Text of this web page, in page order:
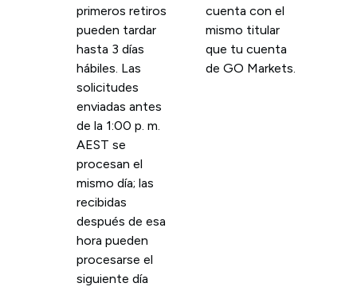
primeros retiros
pueden tardar
hasta 3 días
hábiles. Las
solicitudes
enviadas antes
de la 1:00 p. m.
AEST se
procesan el
mismo día; las
recibidas
después de esa
hora pueden
procesarse el
siguiente día
cuenta con el
mismo titular
que tu cuenta
de GO Markets.